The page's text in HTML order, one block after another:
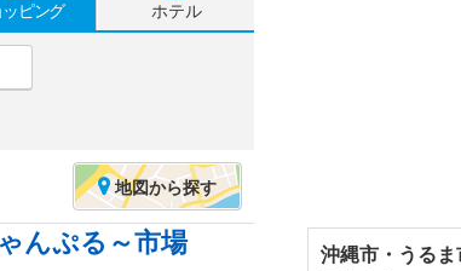
ッピング ホテル
地図から探す
んぷる～市場
沖縄市・うる